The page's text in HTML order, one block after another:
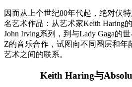
因而从上个世纪80年代起，绝对伏
名艺术作品：从艺术家Keith Haring
John Irving系列，到与Lady Gaga的
Z的音乐合作，试图向不同圈层和年
艺术之间的联系。
Keith Haring与